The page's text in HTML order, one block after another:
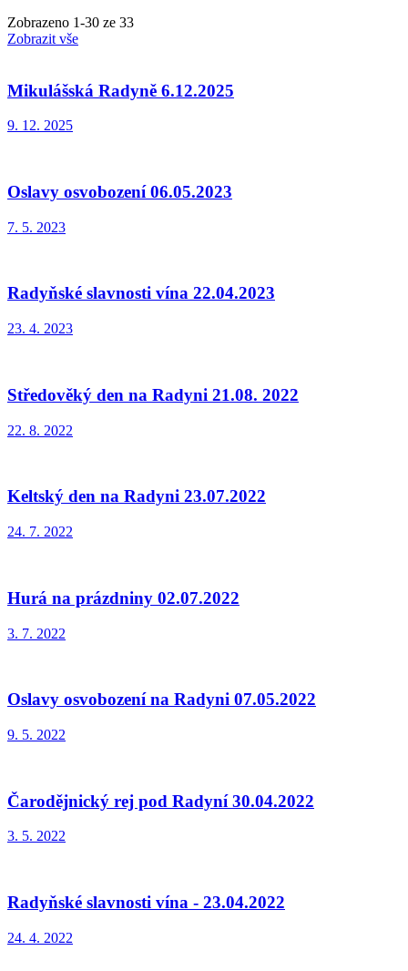
Zobrazeno 1-30 ze 33
Zobrazit vše
Mikulášská Radyně 6.12.2025
9. 12. 2025
Oslavy osvobození 06.05.2023
7. 5. 2023
Radyňské slavnosti vína 22.04.2023
23. 4. 2023
Středověký den na Radyni 21.08. 2022
22. 8. 2022
Keltský den na Radyni 23.07.2022
24. 7. 2022
Hurá na prázdniny 02.07.2022
3. 7. 2022
Oslavy osvobození na Radyni 07.05.2022
9. 5. 2022
Čarodějnický rej pod Radyní 30.04.2022
3. 5. 2022
Radyňské slavnosti vína - 23.04.2022
24. 4. 2022